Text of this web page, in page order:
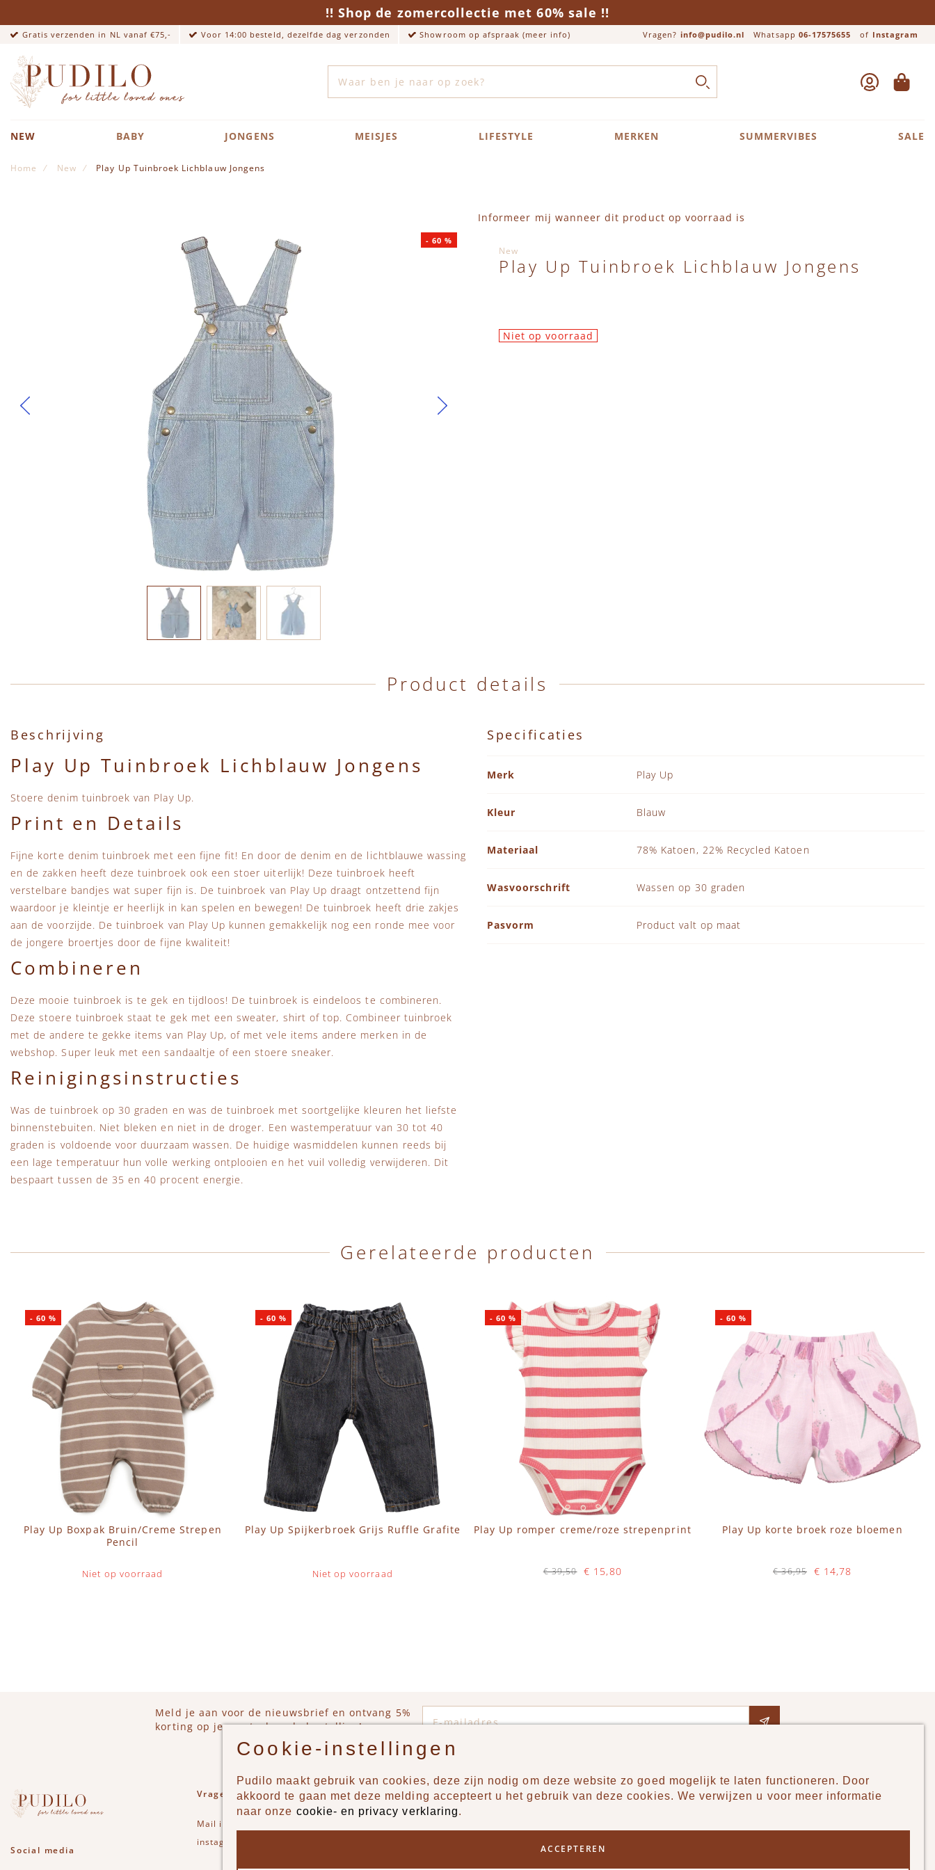
!! Shop de zomercollectie met 60% sale !!
Gratis verzenden in NL vanaf €75,- Voor 14:00 besteld, dezelfde dag verzonden Showroom op afspraak (meer info) Vragen? info@pudilo.nl Whatsapp 06-17575655 of Instagram
Close search
ZOEK ACCOUNT
NEW BABY JONGENS MEISJES LIFESTYLE MERKEN SUMMERVIBES SALE
Home New Play Up Tuinbroek Lichblauw Jongens
Ga naar het einde van de afbeeldingen-gallerij - 60 %
Informeer mij wanneer dit product op voorraad is
New
Play Up Tuinbroek Lichblauw Jongens
Niet op voorraad
Product details
Beschrijving
Play Up Tuinbroek Lichblauw Jongens
Stoere denim tuinbroek van Play Up.
Print en Details
Fijne korte denim tuinbroek met een fijne fit! En door de denim en de lichtblauwe wassing
en de zakken heeft deze tuinbroek ook een stoer uiterlijk! Deze tuinbroek heeft
verstelbare bandjes wat super fijn is. De tuinbroek van Play Up draagt ontzettend fijn
waardoor je kleintje er heerlijk in kan spelen en bewegen! De tuinbroek heeft drie zakjes
aan de voorzijde. De tuinbroek van Play Up kunnen gemakkelijk nog een ronde mee voor
de jongere broertjes door de fijne kwaliteit!
Combineren
Deze mooie tuinbroek is te gek en tijdloos! De tuinbroek is eindeloos te combineren.
Deze stoere tuinbroek staat te gek met een sweater, shirt of top. Combineer tuinbroek
met de andere te gekke items van Play Up, of met vele items andere merken in de
webshop. Super leuk met een sandaaltje of een stoere sneaker.
Reinigingsinstructies
Was de tuinbroek op 30 graden en was de tuinbroek met soortgelijke kleuren het liefste
binnenstebuiten. Niet bleken en niet in de droger. Een wastemperatuur van 30 tot 40
graden is voldoende voor duurzaam wassen. De huidige wasmiddelen kunnen reeds bij
een lage temperatuur hun volle werking ontplooien en het vuil volledig verwijderen. Dit
bespaart tussen de 35 en 40 procent energie.
Specificaties
Merk
Play Up
Kleur Blauw
Materiaal 78% Katoen, 22% Recycled Katoen
Wasvoorschrift Wassen op 30 graden
Pasvorm Product valt op maat
Gerelateerde producten
Play Up Boxpak Bruin/Creme Strepen
Pencil
Niet op voorraad
-60 %
Play Up Spijkerbroek Grijs Ruffle Grafite
Niet op voorraad
- 60 %
Play Up romper creme/roze strepenprint
€ 15,80
€ 39,50
-60 %
Play Up korte broek roze bloemen
€ 14,78
€ 36,95
- 60 %
Meld je aan voor de nieuwsbrief en ontvang 5%
korting op je eerstvolgende bestelling!
Social media
Vragen of opmerkingen?
Mail info@pudilo.nl
instagram
Producten Pudilo
Cookie-instellingen
Pudilo maakt gebruik van cookies, deze zijn nodig om deze website zo goed mogelijk te laten functioneren. Door
akkoord te gaan met deze melding accepteert u het gebruik van deze cookies. We verwijzen u voor meer informatie
naar onze cookie- en privacy verklaring.
ACCEPTEREN